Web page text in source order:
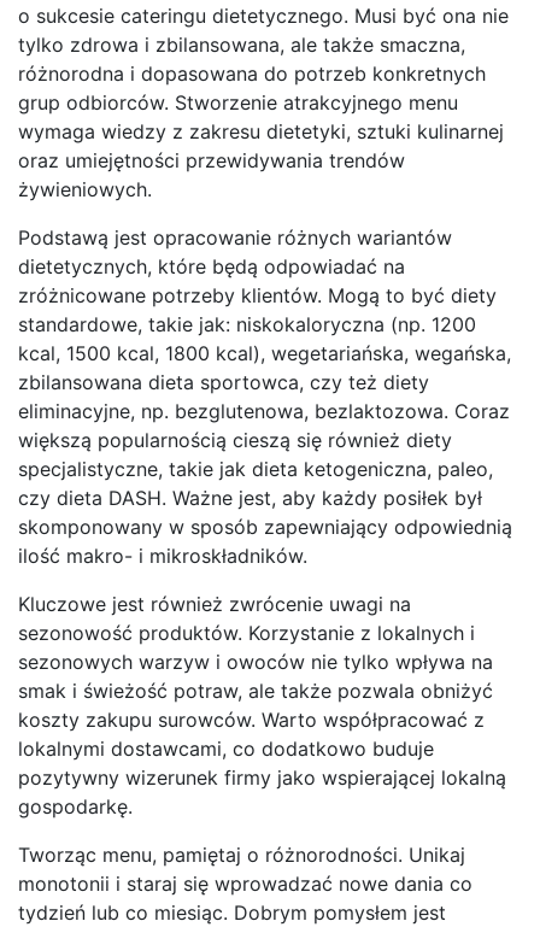
o sukcesie cateringu dietetycznego. Musi być ona nie
tylko zdrowa i zbilansowana, ale także smaczna,
różnorodna i dopasowana do potrzeb konkretnych
grup odbiorców. Stworzenie atrakcyjnego menu
wymaga wiedzy z zakresu dietetyki, sztuki kulinarnej
oraz umiejętności przewidywania trendów
żywieniowych.
Podstawą jest opracowanie różnych wariantów
dietetycznych, które będą odpowiadać na
zróżnicowane potrzeby klientów. Mogą to być diety
standardowe, takie jak: niskokaloryczna (np. 1200
kcal, 1500 kcal, 1800 kcal), wegetariańska, wegańska,
zbilansowana dieta sportowca, czy też diety
eliminacyjne, np. bezglutenowa, bezlaktozowa. Coraz
większą popularnością cieszą się również diety
specjalistyczne, takie jak dieta ketogeniczna, paleo,
czy dieta DASH. Ważne jest, aby każdy posiłek był
skomponowany w sposób zapewniający odpowiednią
ilość makro- i mikroskładników.
Kluczowe jest również zwrócenie uwagi na
sezonowość produktów. Korzystanie z lokalnych i
sezonowych warzyw i owoców nie tylko wpływa na
smak i świeżość potraw, ale także pozwala obniżyć
koszty zakupu surowców. Warto współpracować z
lokalnymi dostawcami, co dodatkowo buduje
pozytywny wizerunek firmy jako wspierającej lokalną
gospodarkę.
Tworząc menu, pamiętaj o różnorodności. Unikaj
monotonii i staraj się wprowadzać nowe dania co
tydzień lub co miesiąc. Dobrym pomysłem jest